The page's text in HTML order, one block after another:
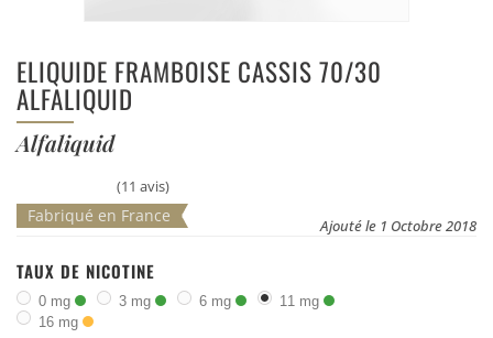
ELIQUIDE FRAMBOISE CASSIS 70/30
ALFALIQUID
Alfaliquid
(11 avis)
Ajouté le 1 Octobre 2018
TAUX DE NICOTINE
0 mg 3 mg 6 mg
11 mg
16 mg
Fabriqué en France